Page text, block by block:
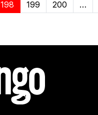
198 199 200 …